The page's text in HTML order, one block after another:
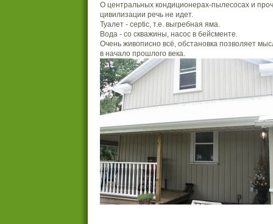
О центральных кондиционерах-пылесосах и
цивилизации речь не идет.
Туалет - ceptic, т.е. выгребная яма.
Вода - со скважины, насос в бейсменте.
Очень живописно всё, обстановка позволяет
в начало прошлого века.